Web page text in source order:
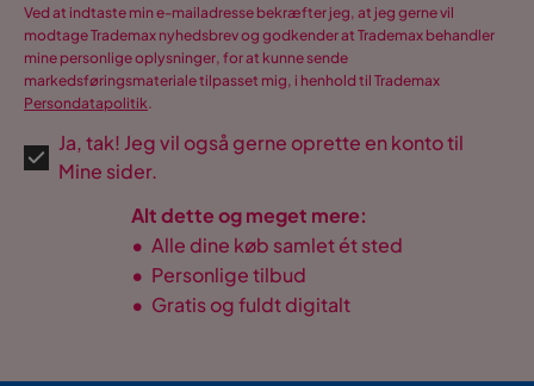
lignende. Jeg opbevarede slik i æsken i et par dage, som
jeg så måtte smide ud, da de smagte som om de lugtede.
Oversat fra svensk • Se original
2 år siden
Vis flere anmeldelser
Verified by Trustvoice
Ved at indtaste min e-mailadresse bekræfter jeg, at jeg gerne vil
modtage Trademax nyhedsbrev og godkender at Trademax behandler
mine personlige oplysninger, for at kunne sende
markedsføringsmateriale tilpasset mig, i henhold til Trademax
Persondatapolitik.
Ja, tak! Jeg vil også gerne oprette en konto til
Mine sider.
Alt dette og meget mere:
• Alle dine køb samlet ét sted
• Personlige tilbud
• Gratis og fuldt digitalt